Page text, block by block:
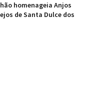
homenageia Anjos
de Santa Dulce dos